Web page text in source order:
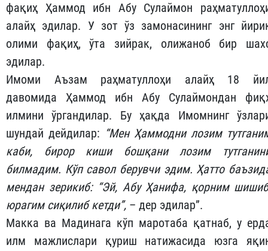
фақиҳ Ҳаммод ибн Абу Сулаймон
алайҳ эдилар. У зот ўз замонасининг энг
олими фақиҳ, ўта зийрак, олижаноб бир
эдилар.
Имоми Аъзам раҳматуллоҳи алайҳ 18
давомида Ҳаммод ибн Абу Сулаймондан
илмини ўргандилар. Бу ҳақда Имомнинг
шундай дейдилар: “Мен Ҳаммодни лозим
каби, бирор киши бошқани лозим
билмадим. Кўп савол берувчи эдим. Ҳатто
мендан зерикиб: “Эй, Абу Ҳанифа, қорним
юрагим сиқилиб кетди”, – дер эдилар”.
Макка ва Мадинага кўп маротаба қатнаб, у
илм мажлислари қуриш натижасида юзга